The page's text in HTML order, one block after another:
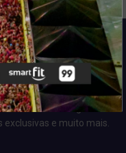
na região de
e muito mais.